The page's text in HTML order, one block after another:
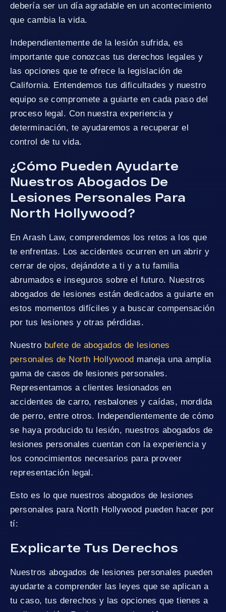
debería ser un día agradable en un acontecimiento
que cambia la vida.
Independientemente de la lesión sufrida, es
importante que conozcas tus derechos legales y
las opciones que te ofrece la legislación de
California. Entendemos tus dificultades y nuestro
equipo se compromete a guiarte en cada paso del
proceso legal. Con nuestra experiencia y
determinación, te ayudaremos a recuperar el
control de tu vida.
¿Cómo Pueden Ayudarte
Nuestros Abogados De
Lesiones Personales Para
North Hollywood?
En Arash Law, comprendemos los retos a los que
te enfrentas. Los accidentes ocurren en un abrir y
cerrar de ojos, dejándote a ti y a tu familia
abrumados e inseguros sobre el futuro. Nuestros
abogados de lesiones están dedicados a guiarte en
estos momentos difíciles y a buscar compensación
por tus lesiones y otras pérdidas.
Nuestro bufete de abogados de lesiones
personales de North Hollywood maneja una amplia
gama de casos de lesiones personales.
Representamos a clientes lesionados en
accidentes de carro, resbalones y caídas, mordida
de perro, entre otros. Independientemente de cómo
se haya producido tu lesión, nuestros abogados de
lesiones personales cuentan con la experiencia y
los conocimientos necesarios para proveer
representación legal.
Esto es lo que nuestros abogados de lesiones
personales para North Hollywood pueden hacer por
tí:
Explicarte Tus Derechos
Nuestros abogados de lesiones personales pueden
ayudarte a comprender las leyes que se aplican a
tu caso, tus derechos y las opciones que tienes a